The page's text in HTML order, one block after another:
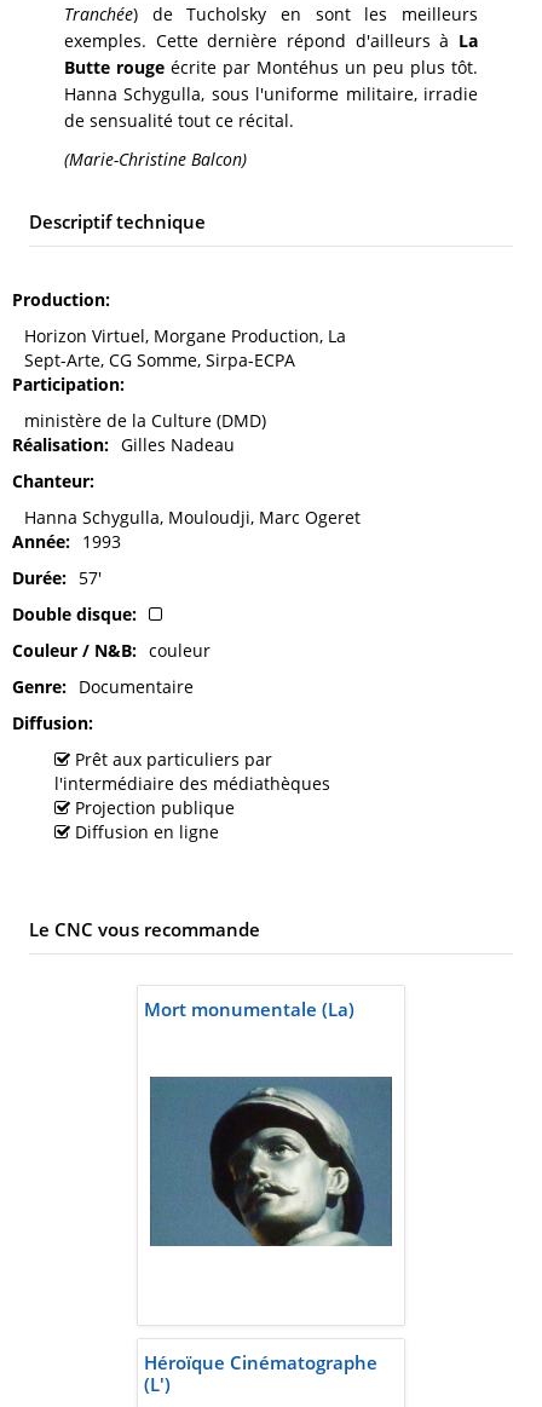
Tranchée) de Tucholsky en sont les meilleurs
exemples. Cette dernière répond d'ailleurs à La
Butte rougeécrite par Montéhus un peu plus tôt.
Hanna Schygulla, sous l'uniforme militaire, irradie
de sensualité tout ce récital.
(Marie-Christine Balcon)
Descriptif technique
Production
Horizon Virtuel, Morgane Production, La
Sept-Arte, CG Somme, Sirpa-ECPA
Participation
ministère de la Culture (DMD)
Réalisation
Gilles Nadeau
Chanteur
Hanna Schygulla, Mouloudji, Marc Ogeret
Année
1993
Durée
57'
Double disque
Couleur / N&B
couleur
Genre
Documentaire
Diffusion
Prêt aux particuliers par
l'intermédiaire des médiathèques
Projection publique
Diffusion en ligne
Le CNC vous recommande
Mort monumentale (La)
Héroïque Cinématographe
(L')